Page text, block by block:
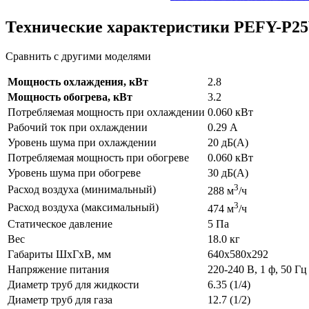
Технические характеристики PEFY-
Сравнить с другими моделями
Мощность охлаждения, кВт
2.8
Мощность обогрева, кВт
3.2
Потребляемая мощность при охлаждении 0.060 кВт
Рабочий ток при охлаждении
0.29 А
Уровень шума при охлаждении
20 дБ(А)
Потребляемая мощность при обогреве
0.060 кВт
Уровень шума при обогреве
30 дБ(А)
Расход воздуха (минимальный)
288 м3/ч
Расход воздуха (максимальный)
474 м3/ч
Статическое давление
5 Па
Вес
18.0 кг
Габариты ШхГхВ, мм
640x580x292
Напряжение питания
220-240 В, 1 ф, 50 Гц
Диаметр труб для жидкости
6.35 (1/4)
Диаметр труб для газа
12.7 (1/2)